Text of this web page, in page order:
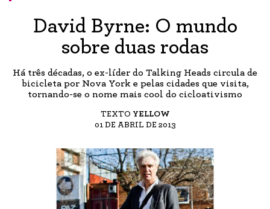
David Byrne: O mundo
sobre duas rodas
Há três décadas, o ex-líder do Talking Heads circula de
bicicleta por Nova York e pelas cidades que visita,
tornando-se o nome mais cool do cicloativismo
TEXTO YELLOW
01 DE ABRIL DE 2013